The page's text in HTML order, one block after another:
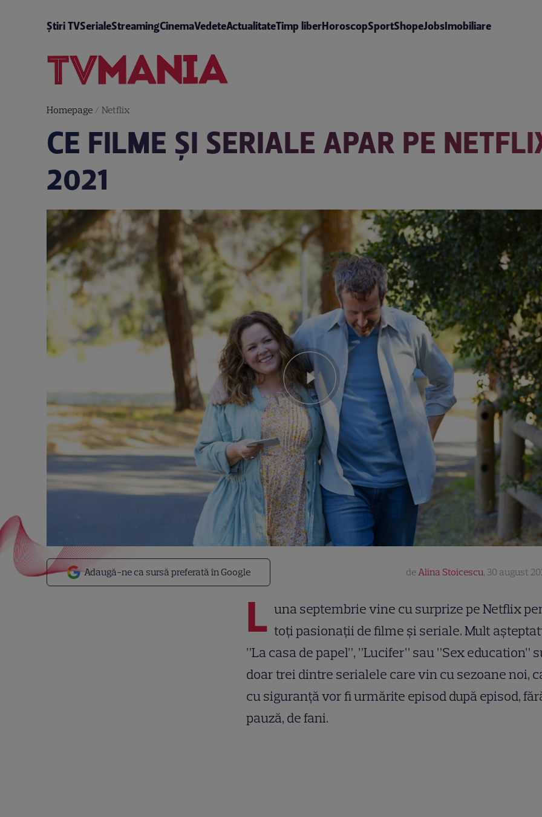
Știri TVSerialeStreamingCinemaVedeteActualitateTimp liberHoroscopSportShopeJobsImobiliare
Homepage/ Netflix
CE FILME ȘI SERIALE APAR PE
2021
Adaugă-ne ca sursă preferată în Google deAlina Stoicescu, 30 august
L una septembrie vine cu surprize pe Netflix
toți pasionații de filme și seriale. Mult
”La casa de papel”, ”Lucifer” sau ”Sex education”
doar trei dintre serialele care vin cu sezoane noi,
cu siguranță vor fi urmărite episod după episod,
pauză, de fani.